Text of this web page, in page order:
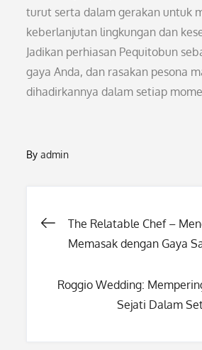
turut serta dalam gerakan untuk
keberlanjutan lingkungan dan
Jadikan perhiasan Pequitobun
gaya Anda, dan rasakan pesona
dihadirkannya dalam setiap
Byadmin
Post
The Relatable Chef –
Memasak dengan Gaya
Roggio Wedding:
Sejati Dalam